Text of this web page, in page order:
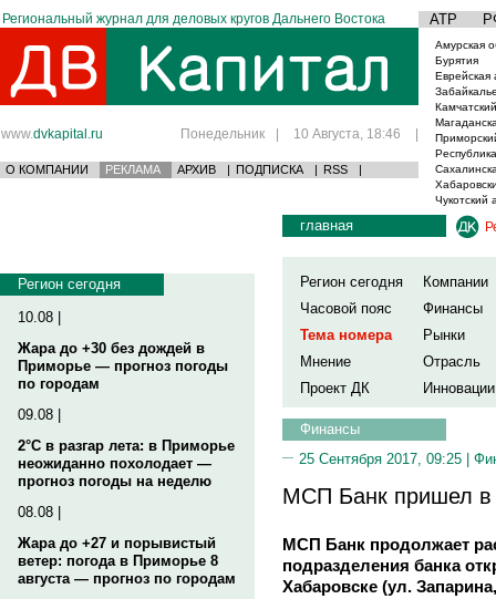
Региональный журнал для деловых кругов Дальнего Востока АТР
www.dvkapital.ru Понедельник | 10 Августа, 18:46 |
О КОМПАНИИ РЕКЛАМА АРХИВ | ПОДПИСКА | RSS |
Амурская
Бурятия
Еврейская
Чукотский
Регион сегодня
10.08 |
Жара до +30 без дождей в
Приморье — прогноз погоды
по городам
09.08 |
2°C в разгар лета: в Приморье
неожиданно похолодает —
прогноз погоды на неделю
08.08 |
Жара до +27 и порывистый
ветер: погода в Приморье 8
августа — прогноз по городам
главная
Регион сегодня
Компании
Часовой пояс
Финансы
Тема номера
Рынки
Мнение
Отрасль
Проект ДК
Инновации
Финансы
25 Сентября 2017, 09:25 |
МСП Банк пришел в
МСП Банк продолжает
подразделения банка
Хабаровске (ул.